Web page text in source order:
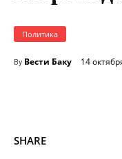
Политика
By Вести Баку 14
SHARE